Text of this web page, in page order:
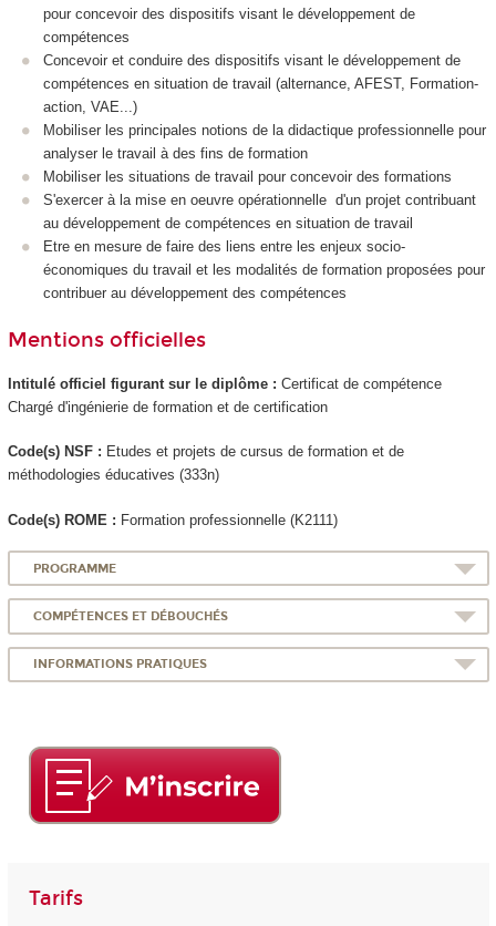
pour concevoir des dispositifs visant le développement de
compétences
Concevoir et conduire des dispositifs visant le développement de
compétences en situation de travail (alternance , AFEST, Formation-
action, VAE ...)
Mobiliser les principales notions de la didactique professionnelle pour
analyser le travail à des fins de formation
Mobiliser les situations de travail pour concevoir des formations
S'exercer à la mise en oeuvre opérationnelle d'un projet contribuant
au développement de compétences en situation de travail
Etre en mesure de faire des liens entre les enjeux socio-
économiques du travail et les modalités de formation proposées pour
contribuer au développement des compétences
Mentions officielles
Intitulé officiel figurant sur le diplôme : Certificat de compétence
Chargé d'ingénierie de formation et de certification
Code(s) NSF : Etudes et projets de cursus de formation et de
méthodologies éducatives (333n)
Code(s) ROME : Formation professionnelle (K2111)
PROGRAMME
COMPÉTENCES ET DÉBOUCHÉS
INFORMATIONS PRATIQUES
Tarifs